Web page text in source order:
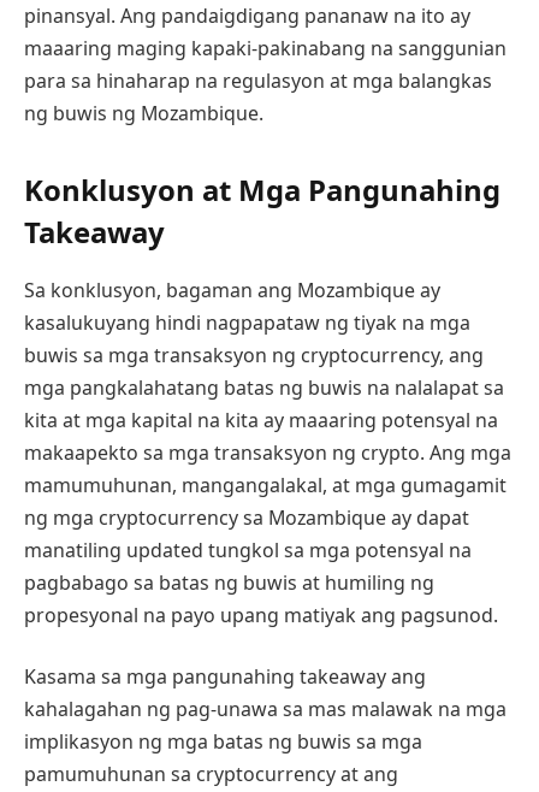
pinansyal. Ang pandaigdigang pananaw na ito ay
maaaring maging kapaki-pakinabang na sanggunian
para sa hinaharap na regulasyon at mga balangkas
ng buwis ng Mozambique.
Konklusyon at Mga Pangunahing
Takeaway
Sa konklusyon, bagaman ang Mozambique ay
kasalukuyang hindi nagpapataw ng tiyak na mga
buwis sa mga transaksyon ng cryptocurrency, ang
mga pangkalahatang batas ng buwis na nalalapat sa
kita at mga kapital na kita ay maaaring potensyal na
makaapekto sa mga transaksyon ng crypto. Ang mga
mamumuhunan, mangangalakal, at mga gumagamit
ng mga cryptocurrency sa Mozambique ay dapat
manatiling updated tungkol sa mga potensyal na
pagbabago sa batas ng buwis at humiling ng
propesyonal na payo upang matiyak ang pagsunod.
Kasama sa mga pangunahing takeaway ang
kahalagahan ng pag-unawa sa mas malawak na mga
implikasyon ng mga batas ng buwis sa mga
pamumuhunan sa cryptocurrency at ang